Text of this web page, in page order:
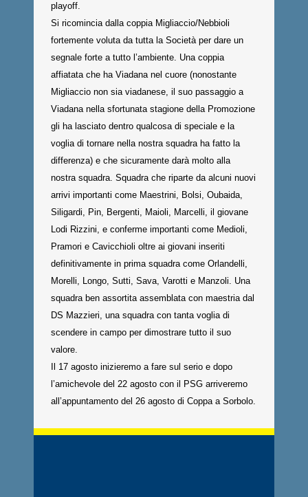
playoff.
Si ricomincia dalla coppia Migliaccio/Nebbioli
fortemente voluta da tutta la Società per dare un
segnale forte a tutto l’ambiente. Una coppia
affiatata che ha Viadana nel cuore (nonostante
Migliaccio non sia viadanese, il suo passaggio a
Viadana nella sfortunata stagione della Promozione
gli ha lasciato dentro qualcosa di speciale e la
voglia di tornare nella nostra squadra ha fatto la
differenza) e che sicuramente darà molto alla
nostra squadra. Squadra che riparte da alcuni nuovi
arrivi importanti come Maestrini, Bolsi, Oubaida,
Siligardi, Pin, Bergenti, Maioli, Marcelli, il giovane
Lodi Rizzini, e conferme importanti come Medioli,
Pramori e Cavicchioli oltre ai giovani inseriti
definitivamente in prima squadra come Orlandelli,
Morelli, Longo, Sutti, Sava, Varotti e Manzoli. Una
squadra ben assortita assemblata con maestria dal
DS Mazzieri, una squadra con tanta voglia di
scendere in campo per dimostrare tutto il suo
valore.
Il 17 agosto inizieremo a fare sul serio e dopo
l’amichevole del 22 agosto con il PSG arriveremo
all’appuntamento del 26 agosto di Coppa a Sorbolo.